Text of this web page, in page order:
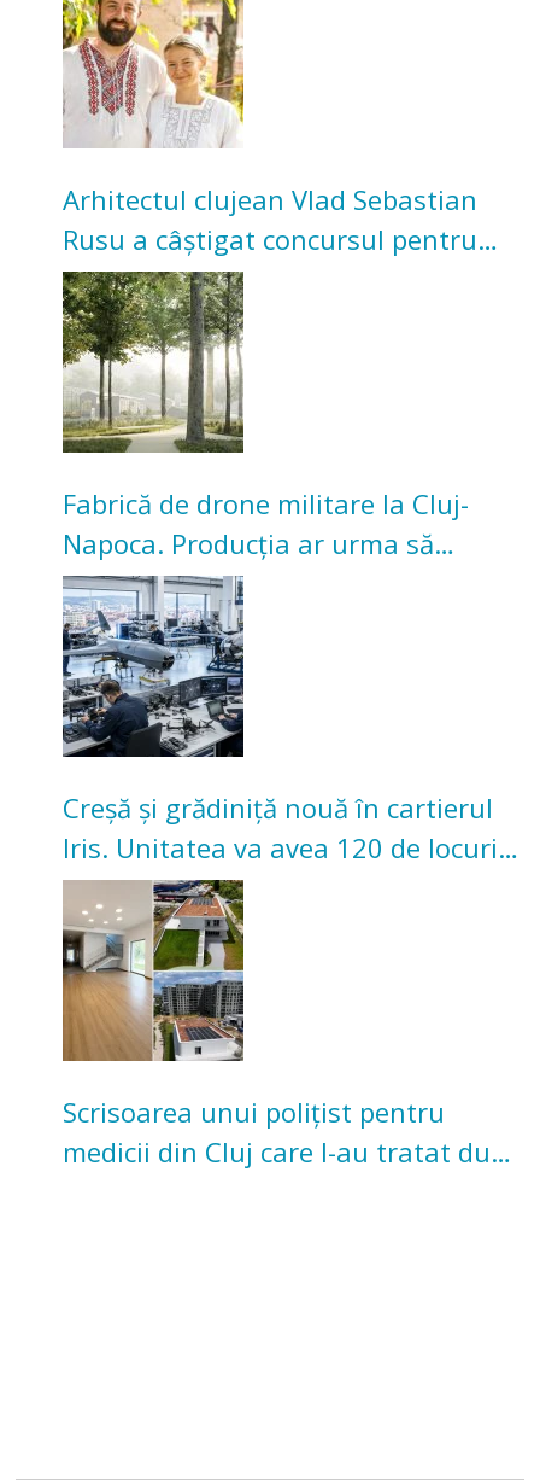
bunicilor
Arhitectul clujean Vlad Sebastian
Rusu a câștigat concursul pentru
transformarea Grădinii Casei
Universitarilor
Fabrică de drone militare la Cluj-
Napoca. Producția ar urma să
înceapă în toamna acestui an
Creșă și grădiniță nouă în cartierul
Iris. Unitatea va avea 120 de locuri
pentru copii
Scrisoarea unui polițist pentru
medicii din Cluj care l-au tratat după